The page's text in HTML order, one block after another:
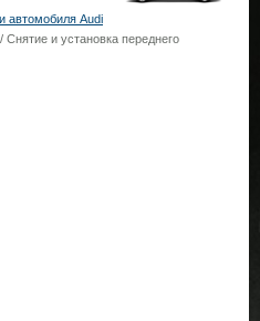
автомобиля Audi
/ Снятие и установка переднего